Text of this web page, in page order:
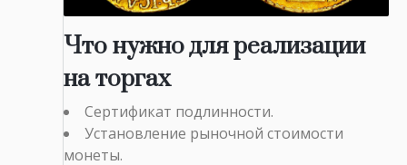
Что нужно для реализации
на торгах
Сертификат подлинности.
Установление рыночной стоимости
монеты.